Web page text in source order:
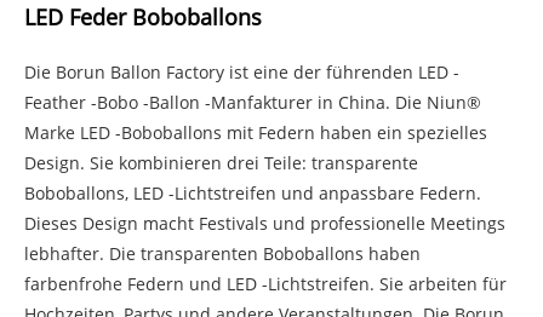
LED Feder Boboballons
Die Borun Ballon Factory ist eine der führenden LED -
Feather -Bobo -Ballon -Manfakturer in China. Die Niun®
Marke LED -Boboballons mit Federn haben ein spezielles
Design. Sie kombinieren drei Teile: transparente
Boboballons, LED -Lichtstreifen und anpassbare Federn.
Dieses Design macht Festivals und professionelle Meetings
lebhafter. Die transparenten Boboballons haben
farbenfrohe Federn und LED -Lichtstreifen. Sie arbeiten für